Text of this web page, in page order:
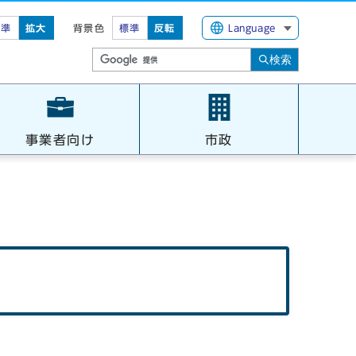
拡大 背景色 標準 反転 Language
検索
事業者向け 市政